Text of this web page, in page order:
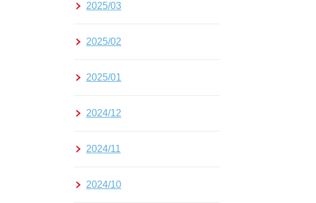
2025/03
2025/02
2025/01
2024/12
2024/11
2024/10